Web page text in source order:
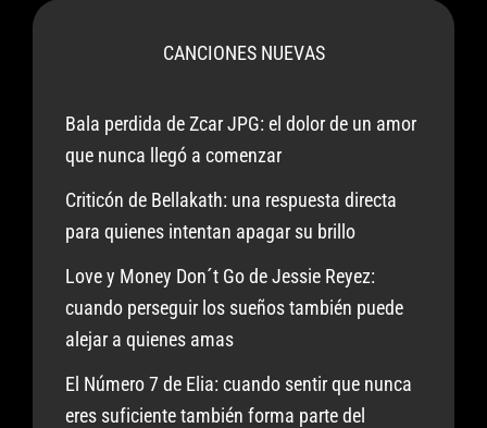
CANCIONES NUEVAS
Bala perdida de Zcar JPG: el dolor de un amor
que nunca llegó a comenzar
Criticón de Bellakath: una respuesta directa
para quienes intentan apagar su brillo
Love y Money Don´t Go de Jessie Reyez:
cuando perseguir los sueños también puede
alejar a quienes amas
El Número 7 de Elia: cuando sentir que nunca
eres suficiente también forma parte del